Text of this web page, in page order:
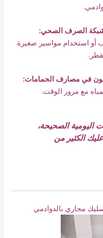
الصرف الصحي:
أو استخدام مواسير صغيرة
في مصارف الحمامات:
مع مرور الوقت.
اليومية الصحيحة،
الكثير من
مجاري بالدوادمي